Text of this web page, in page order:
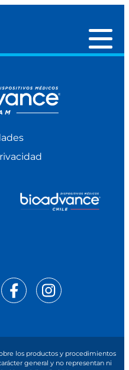
los productos y procedimientos
general y no representan ni